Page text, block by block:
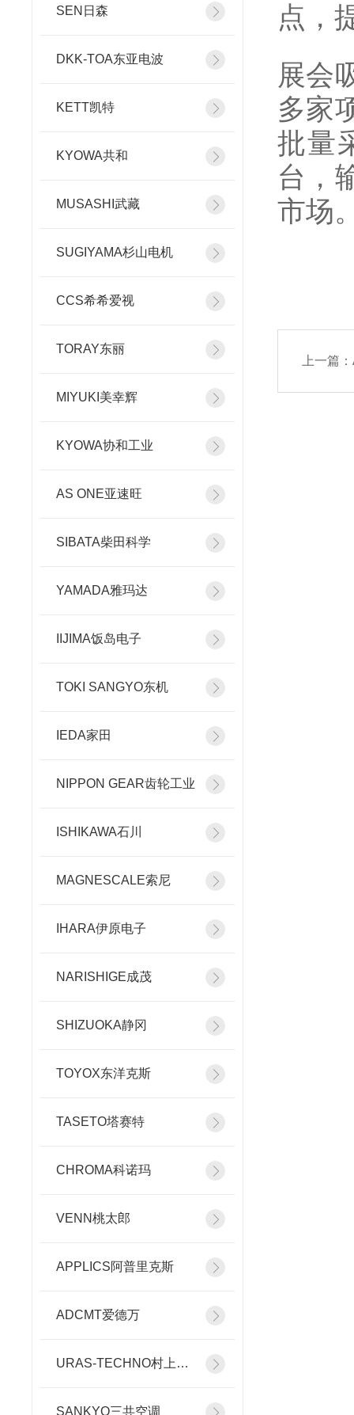
SEN日森
DKK-TOA东亚电波
KETT凯特
KYOWA共和
MUSASHI武藏
SUGIYAMA杉山电机
CCS希希爱视
TORAY东丽
MIYUKI美幸辉
KYOWA协和工业
AS ONE亚速旺
SIBATA柴田科学
YAMADA雅玛达
IIJIMA饭岛电子
TOKI SANGYO东机
IEDA家田
NIPPON GEAR齿轮工业
ISHIKAWA石川
MAGNESCALE索尼
IHARA伊原电子
NARISHIGE成茂
SHIZUOKA静冈
TOYOX东洋克斯
TASETO塔赛特
CHROMA科诺玛
VENN桃太郎
APPLICS阿普里克斯
ADCMT爱德万
URAS-TECHNO村上精机
SANKYO三共空调
点，
展会
多家
批量
台，
市场
上一篇：